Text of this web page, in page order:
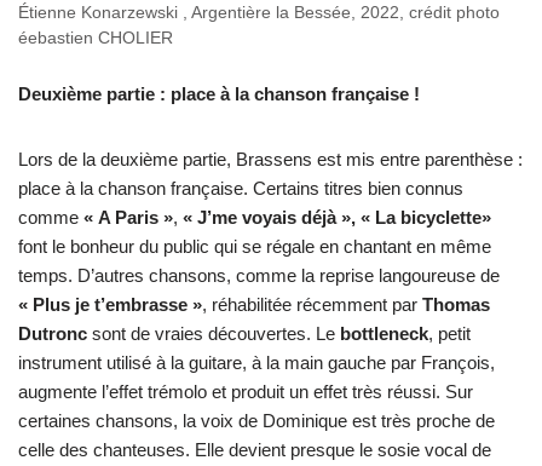
Étienne Konarzewski , Argentière la Bessée, 2022, crédit photo
éebastien CHOLIER
Deuxième partie : place à la chanson française !
Lors de la deuxième partie, Brassens est mis entre parenthèse :
place à la chanson française. Certains titres bien connus
comme « A Paris », « J’me voyais déjà », « La bicyclette»
font le bonheur du public qui se régale en chantant en même
temps. D’autres chansons, comme la reprise langoureuse de
« Plus je t’embrasse », réhabilitée récemment par Thomas
Dutronc sont de vraies découvertes. Le bottleneck, petit
instrument utilisé à la guitare, à la main gauche par François,
augmente l’effet trémolo et produit un effet très réussi. Sur
certaines chansons, la voix de Dominique est très proche de
celle des chanteuses. Elle devient presque le sosie vocal de